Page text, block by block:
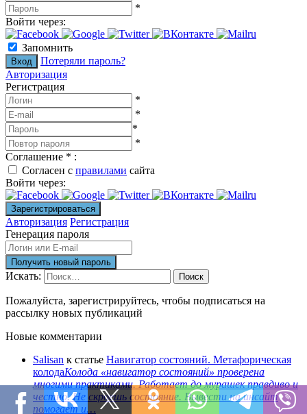
*
Войти через:
Запомнить
Потеряли пароль?
Авторизация
Регистрация
*
*
*
*
Соглашение * :
Согласен с правилами сайта
Войти через:
Авторизация Регистрация
Генерация пароля
Искать: Поиск
Пожалуйста, зарегистрируйтесь, чтобы подписаться на
рассылку новых публикаций
Новые комментарии
Salisan к статье Навигатор состояний. Метафорическая
колодаКолода «навигатор состояний» проверена
многими практиками. Работает до мурашек правдиво и
честно. Не скроешь состояние. Вывести на инсайт
помогает и…